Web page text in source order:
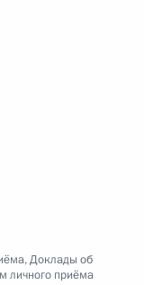
,Доклады об
личного приёма